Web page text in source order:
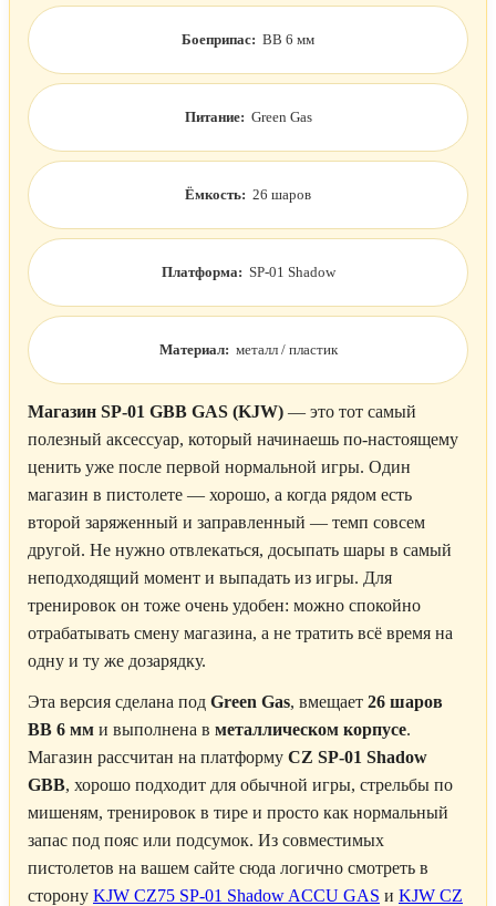
Боеприпас: BB 6 мм
Питание: Green Gas
Ёмкость: 26 шаров
Платформа: SP-01 Shadow
Материал: металл / пластик
Магазин SP-01 GBB GAS (KJW) — это тот самый
полезный аксессуар, который начинаешь по-настоящему
ценить уже после первой нормальной игры. Один
магазин в пистолете — хорошо, а когда рядом есть
второй заряженный и заправленный — темп совсем
другой. Не нужно отвлекаться, досыпать шары в самый
неподходящий момент и выпадать из игры. Для
тренировок он тоже очень удобен: можно спокойно
отрабатывать смену магазина, а не тратить всё время на
одну и ту же дозарядку.
Эта версия сделана под Green Gas, вмещает 26 шаров
BB 6 мм и выполнена в металлическом корпусе.
Магазин рассчитан на платформу CZ SP-01 Shadow
GBB, хорошо подходит для обычной игры, стрельбы по
мишеням, тренировок в тире и просто как нормальный
запас под пояс или подсумок. Из совместимых
пистолетов на вашем сайте сюда логично смотреть в
сторону KJW CZ75 SP-01 Shadow ACCU GAS и KJW CZ